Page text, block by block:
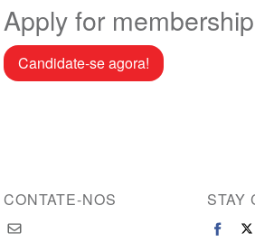
Apply for membership
Candidate-se agora!
CONTATE-NOS STAY